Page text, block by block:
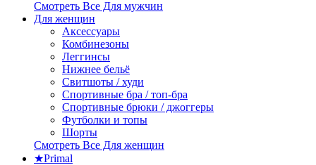
Смотреть Все Для мужчин
Для женщин
Аксессуары
Комбинезоны
Леггинсы
Нижнее бельё
Свитшоты / худи
Спортивные бра / топ-бра
Спортивные брюки / джоггеры
Футболки и топы
Шорты
Смотреть Все Для женщин
★Primal